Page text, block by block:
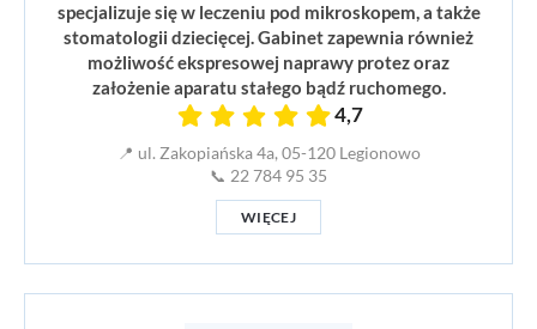
specjalizuje się w leczeniu pod mikroskopem, a także
stomatologii dziecięcej. Gabinet zapewnia również
możliwość ekspresowej naprawy protez oraz
założenie aparatu stałego bądź ruchomego.
4,7
📍 ul. Zakopiańska 4a, 05-120 Legionowo
📞 22 784 95 35
WIĘCEJ